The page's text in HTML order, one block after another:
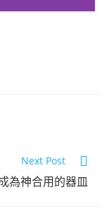
Next Post
為神合用的器皿